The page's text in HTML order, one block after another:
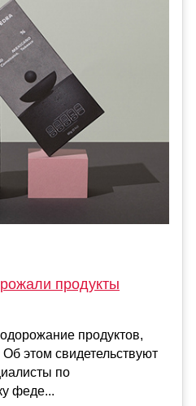
продукты
продуктов,
этом свидетельствуют
по
феде...